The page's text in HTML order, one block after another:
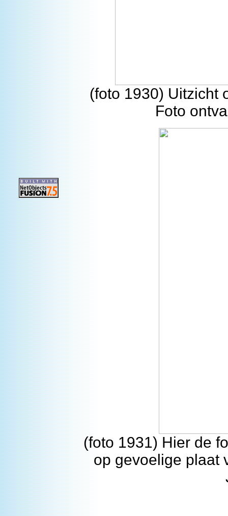
(foto 1930) Uitzicht
Foto
(foto 1931) Hier de
op gevoelige plaat